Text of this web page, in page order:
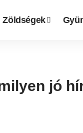
Zöldségek
jó